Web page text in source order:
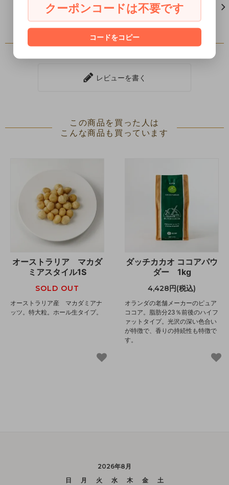
買い物を続ける
レビュー
レビューを書く
この商品を買った人は
こんな商品も買っています
オーストラリア マカダ
ミアスタイル1S
SOLD OUT
オーストラリア産 マカダミアナ
ッツ。特大粒。ホール生タイプ。
ダッチカカオ ココアパウ
ダー 1kg
4,428円(税込)
オランダの老舗メーカーのピュア
ココア。脂肪分23％前後のハイフ
ァットタイプ。光沢の深い色合い
が特徴で、香りの持続性も特徴で
す。
2026年8月
日
月 火 水 木 金
土
クーポンコードは不要です
コードをコピー